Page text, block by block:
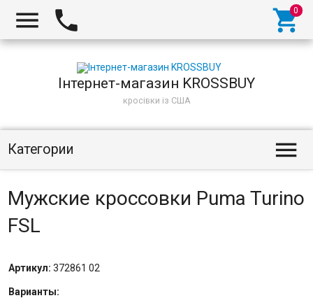
Інтернет-магазин KROSSBUY
кросівки із США
Категории
Мужские кроссовки Puma Turino
FSL
Артикул: 372861 02
Варианты: